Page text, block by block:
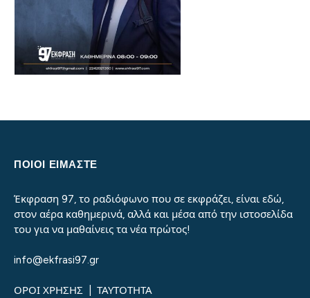
ΠΟΙΟΙ ΕΙΜΑΣΤΕ
Έκφραση 97, το ραδιόφωνο που σε εκφράζει, είναι εδώ,
στον αέρα καθημερινά, αλλά και μέσα από την ιστοσελίδα
του για να μαθαίνεις τα νέα πρώτος!
info@ekfrasi97.gr
ΟΡΟΙ ΧΡΗΣΗΣ ΤΑΥΤΟΤΗΤΑ